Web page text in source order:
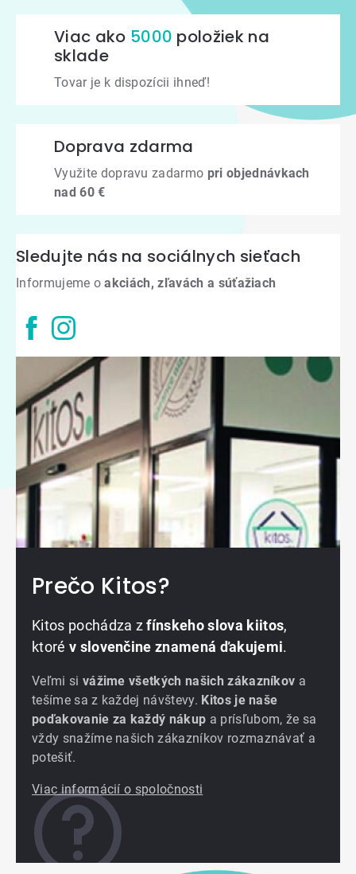
Viac ako 5000 položiek na
sklade
Tovar je k dispozícii ihneď!
Doprava zdarma
Využite dopravu zadarmo pri objednávkach
nad 60 €
Sledujte nás na sociálnych sieťach
Informujeme oakciách, zľavách a súťažiach
Prečo Kitos?
Kitos pochádza zfínskeho slova kiitos,
ktoré v slovenčine znamená ďakujemi.
Veľmi si vážime všetkých našich zákazníkov a
tešíme sa z každej návštevy. Kitos je naše
poďakovanie za každý nákup a prísľubom, že sa
vždy snažíme našich zákazníkov rozmaznávať a
potešiť.
Viac informácií o spoločnosti